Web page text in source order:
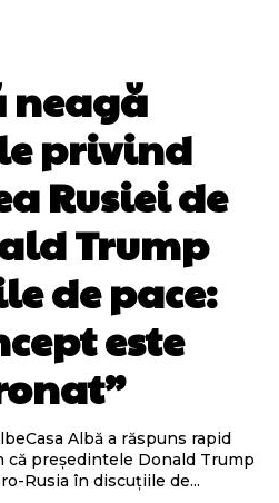
neagă
privind
Rusiei de
Trump
de pace:
este
Albă a răspuns rapid
președintele Donald Trump
Rusia în discuțiile de...